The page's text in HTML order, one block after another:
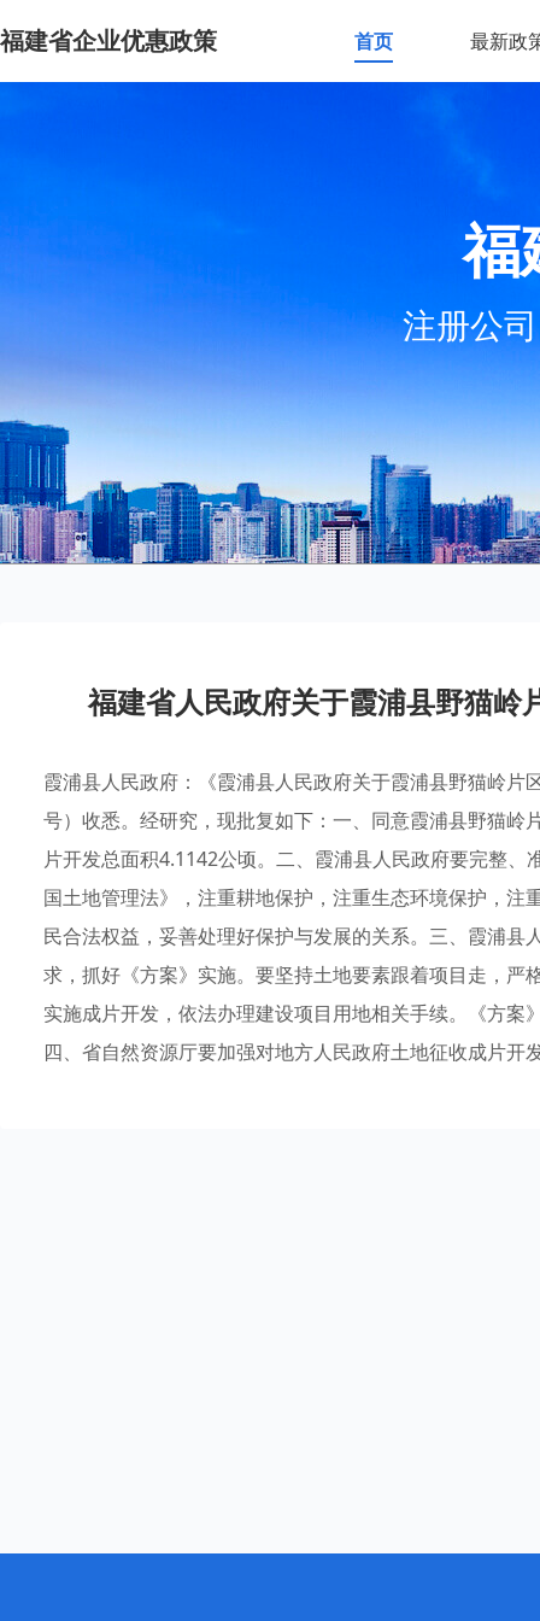
福建省企业优惠政策 首页 最新政
福
注册公
福建省人民政府关于霞浦县野猫岭
霞浦县人民政府：《霞浦县人民政府关于霞浦县野猫岭
号）收悉。经研究，现批复如下：一、同意霞浦县野猫
片开发总面积4.1142公顷。二、霞浦县人民政府要完整
国土地管理法》，注重耕地保护，注重生态环境保护，
民合法权益，妥善处理好保护与发展的关系。三、霞浦
求，抓好《方案》实施。要坚持土地要素跟着项目走，
实施成片开发，依法办理建设项目用地相关手续。《方
四、省自然资源厅要加强对地方人民政府土地征收成片